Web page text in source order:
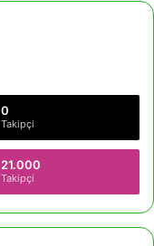
0
Takipçi
21.000
Takipçi